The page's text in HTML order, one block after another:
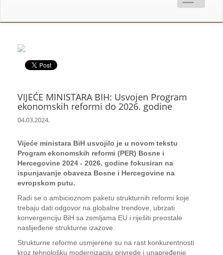
VIJEĆE MINISTARA BIH: Usvojen Program
ekonomskih reformi do 2026. godine
04.03.2024.
Vijeće ministara BiH usvojilo je u novom tekstu
Program ekonomskih reformi (PER) Bosne i
Hercegovine 2024 - 2026. godine fokusiran na
ispunjavanje obaveza Bosne i Hercegovine na
evropskom putu.
Radi se o ambicioznom paketu strukturnih reformi koje
trebaju dati odgovor na globalne trendove, ubrzati
konvergenciju BiH sa zemljama EU i riješiti preostale
naslijeđene strukturne izazove.
Strukturne reforme usmjerene su na rast konkurentnosti
kroz tehnološku modernizaciju privrede i unapređenje